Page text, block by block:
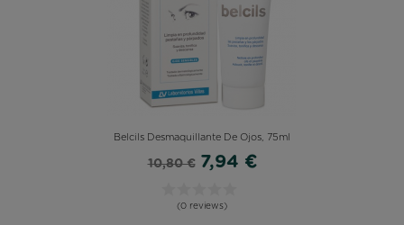
Belcils Desmaquillante De Ojos, 75ml
10,80 € 7,94 €
(0 reviews)